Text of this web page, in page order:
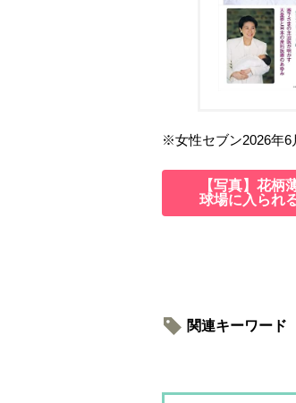
※女性セブン2026年6
【写真】花柄
球場に入られ
関連キーワード